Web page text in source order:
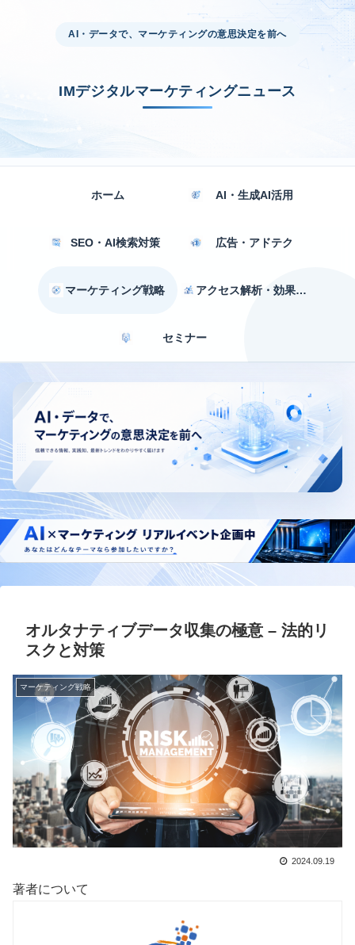
AI・データで、マーケティングの意思決定を前へ
IMデジタルマーケティングニュース
ホーム AI・生成AI活用
SEO・AI検索対策 広告・アドテク
マーケティング戦略 アクセス解析・効果測定
セミナー
オルタナティブデータ収集の極意 – 法的リ
スクと対策
マーケティング戦略
2024.09.19
著者について